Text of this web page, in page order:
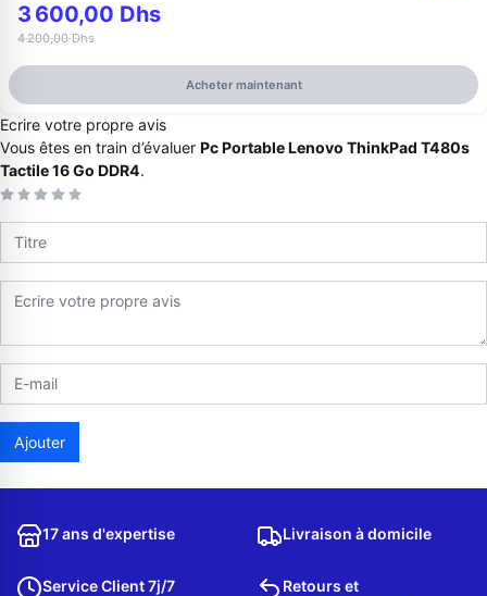
Appelez-nous au
06 37 08 07 06
Envoyer un message
3 600,00 Dhs
4 200,00 Dhs
Acheter maintenant
Ecrire votre propre avis
Vous êtes en train d’évaluer Pc Portable Lenovo ThinkPad T480s
Tactile 16 Go DDR4.
Ajouter
17 ans d'expertise Livraison à domicile
Service Client 7j/7
Retours et